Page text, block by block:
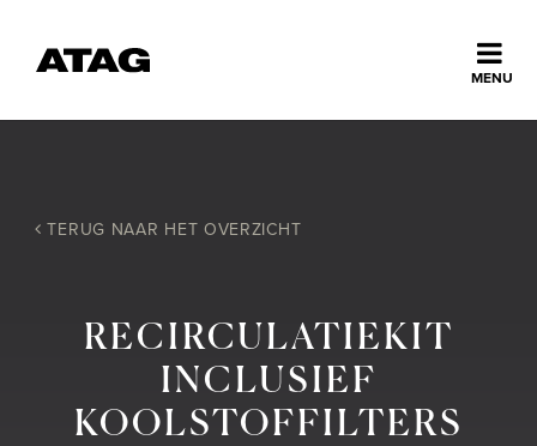
MENU
Ontdek ATAG
Inspiratie
TERUG NAAR HET OVERZICHT
RECIRCULATIEKIT
INCLUSIEF
KOOLSTOFFILTERS